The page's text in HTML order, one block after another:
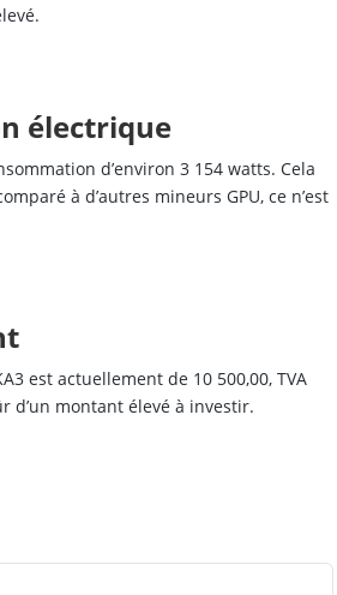
électrique
d’environ 3 154 watts. Cela
à d’autres mineurs GPU, ce n’est
est actuellement de 10 500,00, TVA
d’un montant élevé à investir.